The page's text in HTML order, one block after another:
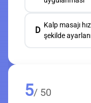
D
Kalp masajı
şekilde
5/ 50